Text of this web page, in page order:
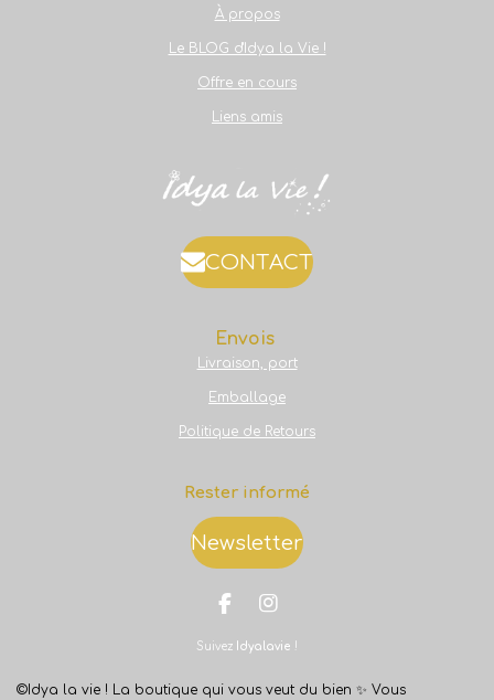
À propos
Le BLOG d'Idya la Vie !
Offre en cours
Liens amis
CONTACT
Envois
Livraison, port
Emballage
Politique de Retours
Rester informé
Newsletter
F
c
b
I
s
a
Suivez Idyalavie !
©Idya la vie ! La boutique qui vous veut du bien ✨ Vous